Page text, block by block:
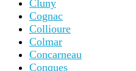
Cluny
Cognac
Collioure
Colmar
Concarneau
Conques